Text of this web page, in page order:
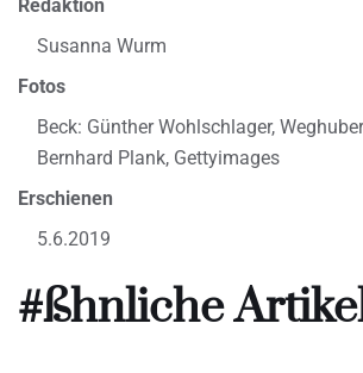
Redaktion
Susanna Wurm
Fotos
Beck: Günther Wohlschlager,
Bernhard Plank, Gettyimages
Erschienen
5.6.2019
#ßhnliche